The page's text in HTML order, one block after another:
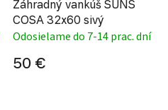
Záhradný vankúš SUNS
COSA 32x60 sivý
Odosielame do 7-14 prac. dní
50 €